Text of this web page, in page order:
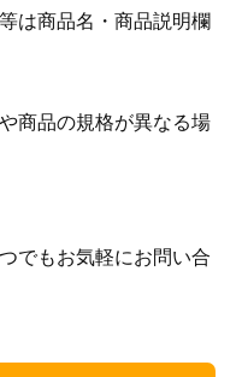
は商品名・商品説明欄
商品の規格が異なる場
でもお気軽にお問い合